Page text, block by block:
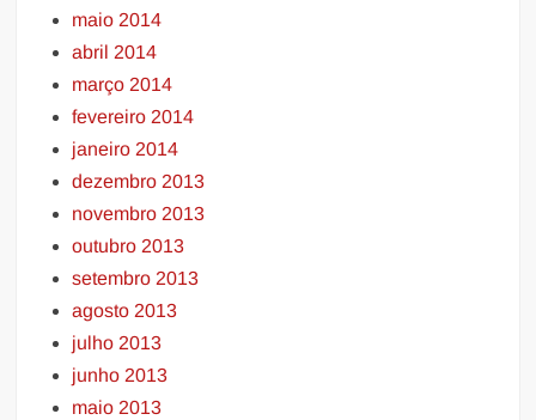
maio 2014
abril 2014
março 2014
fevereiro 2014
janeiro 2014
dezembro 2013
novembro 2013
outubro 2013
setembro 2013
agosto 2013
julho 2013
junho 2013
maio 2013